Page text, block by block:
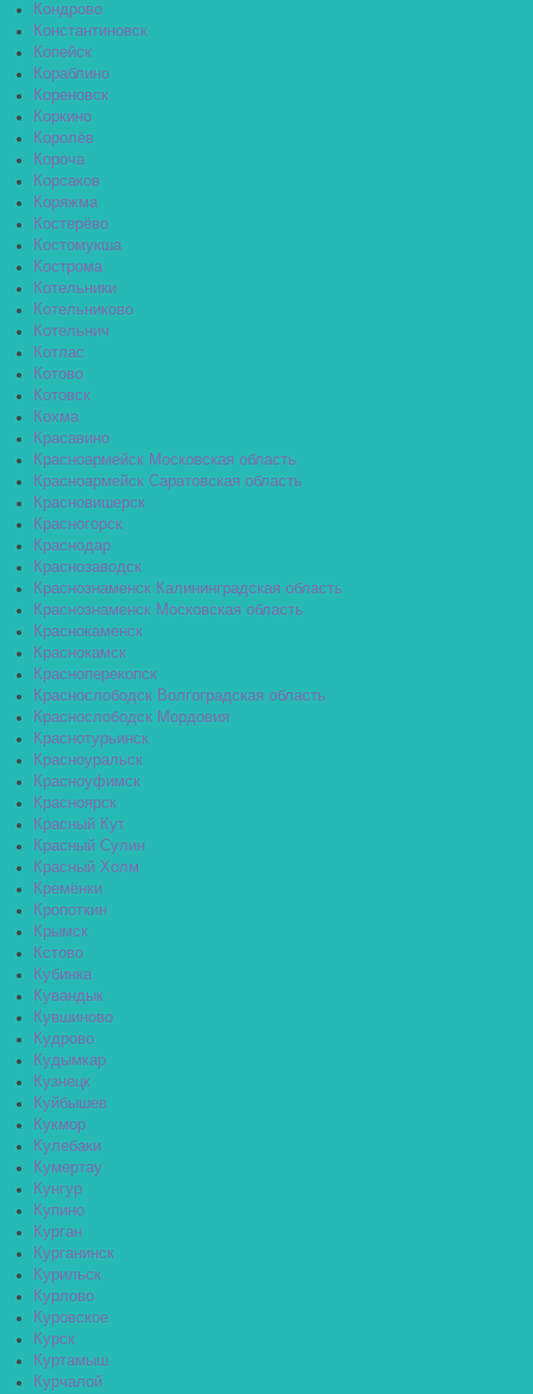
Кондрово
Константиновск
Копейск
Кораблино
Кореновск
Коркино
Королёв
Короча
Корсаков
Коряжма
Костерёво
Костомукша
Кострома
Котельники
Котельниково
Котельнич
Котлас
Котово
Котовск
Кохма
Красавино
Красноармейск Московская область
Красноармейск Саратовская область
Красновишерск
Красногорск
Краснодар
Краснозаводск
Краснознаменск Калининградская область
Краснознаменск Московская область
Краснокаменск
Краснокамск
Красноперекопск
Краснослободск Волгоградская область
Краснослободск Мордовия
Краснотурьинск
Красноуральск
Красноуфимск
Красноярск
Красный Кут
Красный Сулин
Красный Холм
Кремёнки
Кропоткин
Крымск
Кстово
Кубинка
Кувандык
Кувшиново
Кудрово
Кудымкар
Кузнецк
Куйбышев
Кукмор
Кулебаки
Кумертау
Кунгур
Купино
Курган
Курганинск
Курильск
Курлово
Куровское
Курск
Куртамыш
Курчалой